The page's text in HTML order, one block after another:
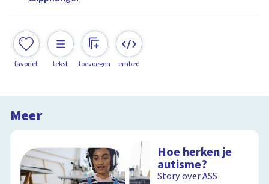
favoriet tekst toevoegen embed
Meer
Hoe herken je
autisme?
Story over ASS